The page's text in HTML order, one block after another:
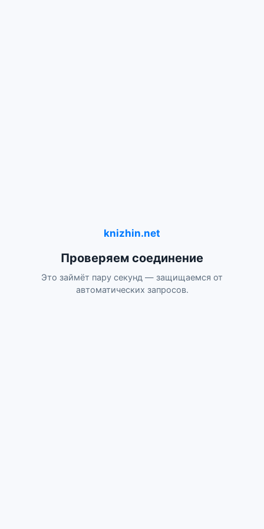
knizhin.net
Проверяем соединение
Это займёт пару секунд — защищаемся от
автоматических запросов.